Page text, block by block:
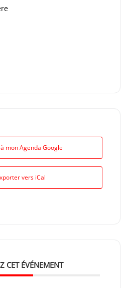
mon Agenda Google
vers iCal
CET ÉVÉNEMENT